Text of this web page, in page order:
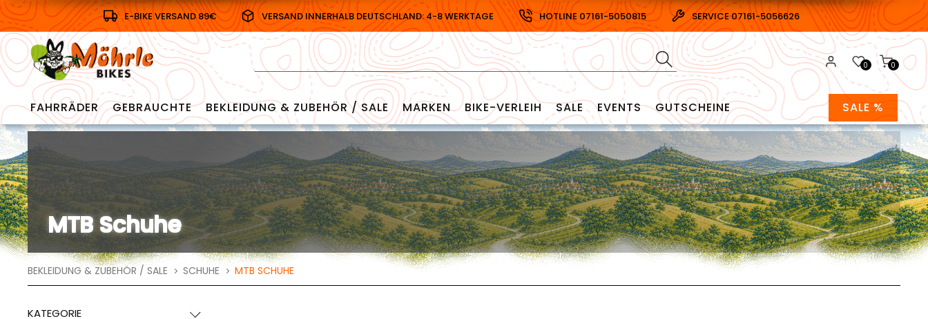
E-BIKE VERSAND 89€ VERSAND INNERHALB DEUTSCHLAND: 4-8 WERKTAGE HOTLINE 07161-5050815 SERVICE 07161-5056626
0
0
FAHRRÄDER GEBRAUCHTE BEKLEIDUNG & ZUBEHÖR / SALE MARKEN BIKE-VERLEIH SALE EVENTS GUTSCHEINE SALE %
MTB Schuhe
BEKLEIDUNG & ZUBEHÖR / SALE SCHUHE MTB SCHUHE
KATEGORIE